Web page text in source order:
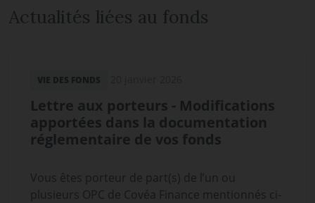
Actualités liées au fonds
VIE DES FONDS
Lettre aux porteurs - Modifications
apportées dans la documentation
réglementaire de vos fonds
Vous êtes porteur de part(s) de l’un ou
plusieurs OPC de Covéa Finance mentionnés ci-